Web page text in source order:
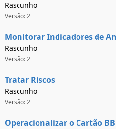
Rascunho
Versão: 2
Monitorar Indicadores de
Rascunho
Versão: 2
Tratar Riscos
Rascunho
Versão: 2
Operacionalizar o Cartão